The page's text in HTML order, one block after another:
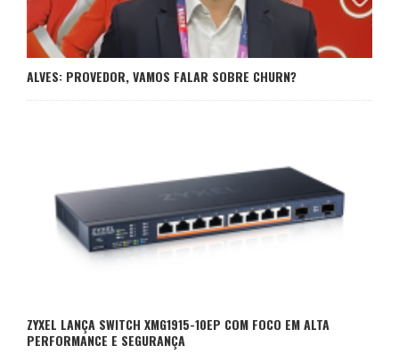
ALVES: PROVEDOR, VAMOS FALAR SOBRE CHURN?
ZYXEL LANÇA SWITCH XMG1915-10EP COM FOCO EM ALTA
PERFORMANCE E SEGURANÇA